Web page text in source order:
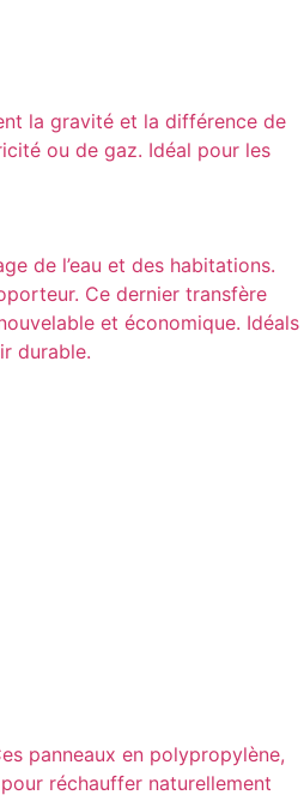
la gravité et la différence de
ou de gaz. Idéal pour les
de l’eau et des habitations.
Ce dernier transfère
et économique. Idéals
durable.
panneaux en polypropylène,
réchauffer naturellement